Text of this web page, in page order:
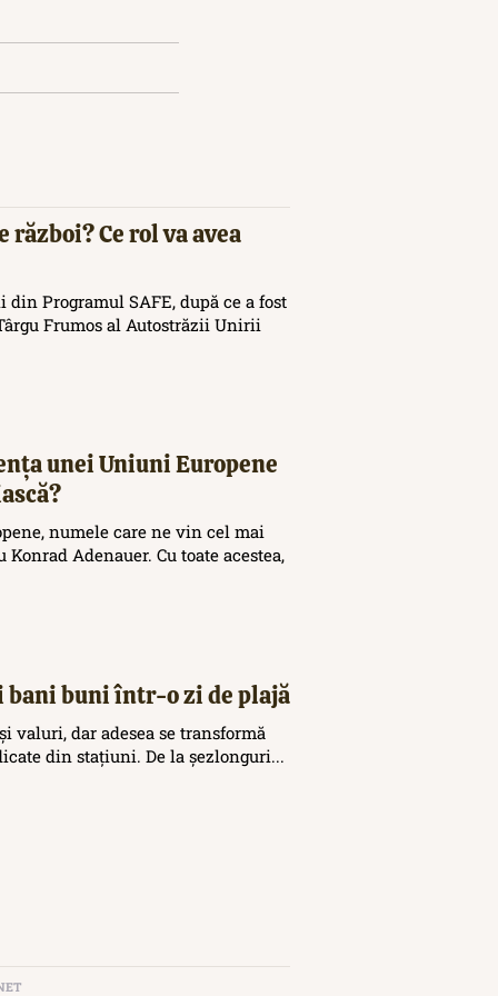
război? Ce rol va avea
Programul SAFE, după ce a fost
Frumos al Autostrăzii Unirii
unei Uniuni Europene
numele care ne vin cel mai
Adenauer. Cu toate acestea,
bani buni într-o zi de plajă
valuri, dar adesea se transformă
din stațiuni. De la șezlonguri...